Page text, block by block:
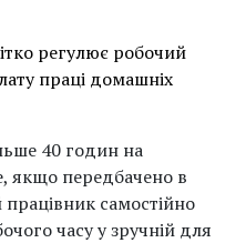
регулює робочий
праці домашніх
40 годин на
якщо передбачено в
самостійно
часу у зручній для